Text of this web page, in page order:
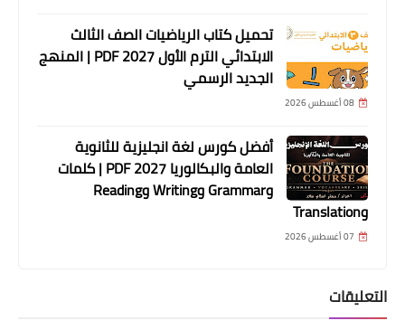
تحميل كتاب الرياضيات الصف الثالث
الابتدائي الترم الأول 2027 PDF | المنهج
الجديد الرسمي
08 أغسطس 2026
أفضل كورس لغة انجليزية للثانوية
العامة والبكالوريا 2027 PDF | كلمات
وGrammar وWriting وReading
وTranslation
07 أغسطس 2026
التعليقات